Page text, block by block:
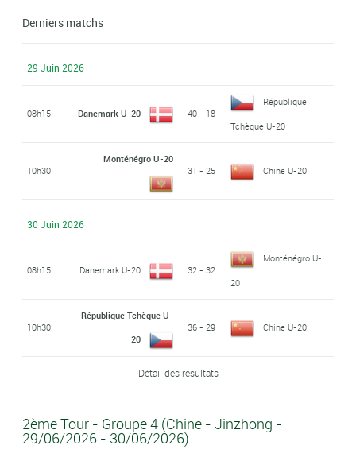
Derniers matchs
29 Juin 2026
08h15 Danemark U-20 40 - 18
République
Tchèque U-20
10h30
Monténégro U-20
31 - 25
Chine U-20
30 Juin 2026
08h15 Danemark U-20 32 - 32
Monténégro U-
20
10h30
République Tchèque U-
20
36 - 29 Chine U-20
Détail des résultats
2ème Tour - Groupe 4 (Chine - Jinzhong -
29/06/2026 - 30/06/2026)